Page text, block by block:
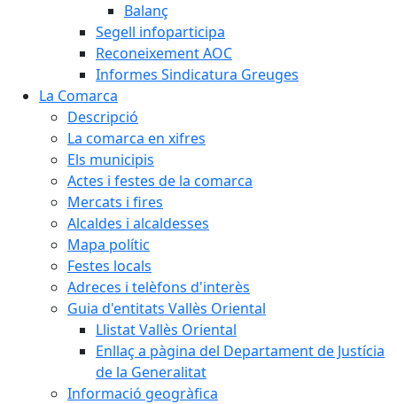
Balanç
Segell infoparticipa
Reconeixement AOC
Informes Sindicatura Greuges
La Comarca
Descripció
La comarca en xifres
Els municipis
Actes i festes de la comarca
Mercats i fires
Alcaldes i alcaldesses
Mapa polític
Festes locals
Adreces i telèfons d'interès
Guia d'entitats Vallès Oriental
Llistat Vallès Oriental
Enllaç a pàgina del Departament de Justícia
de la Generalitat
Informació geogràfica